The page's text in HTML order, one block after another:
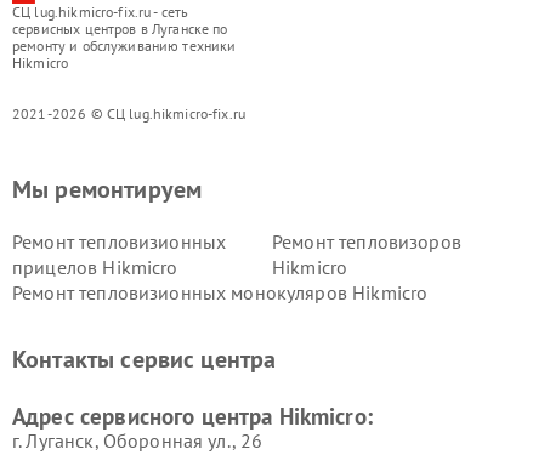
СЦ lug.hikmicro-fix.ru - сеть
сервисных центров в Луганске по
ремонту и обслуживанию техники
Hikmicro
2021-2026 © СЦ lug.hikmicro-fix.ru
Мы ремонтируем
Ремонт тепловизионных
прицелов Hikmicro
Ремонт тепловизоров
Hikmicro
Ремонт тепловизионных монокуляров Hikmicro
Контакты сервис центра
Адрес сервисного центра Hikmicro:
г. Луганск, Оборонная ул., 26